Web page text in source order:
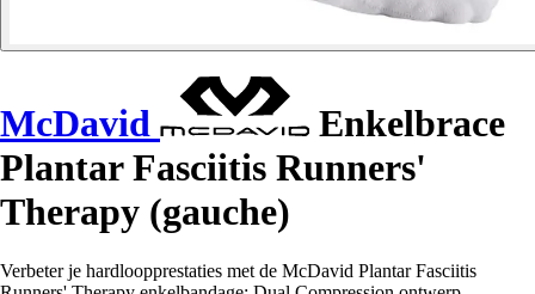
McDavid
Enkelbrace
Plantar Fasciitis Runners'
Therapy (gauche)
Verbeter je hardloopprestaties met de McDavid Plantar Fasciitis